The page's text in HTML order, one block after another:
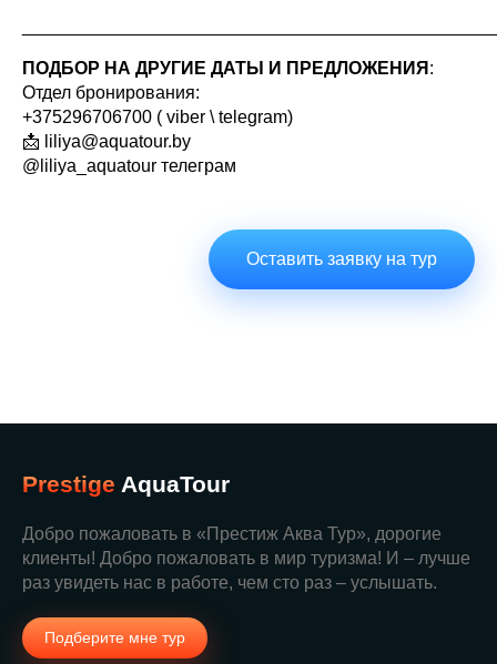
ПОДБОР НА ДРУГИЕ ДАТЫ И ПРЕДЛОЖЕНИЯ :
Отдел бронирования:
+375296706700 ( viber \ telegram)
📩 liliya@aquatour.by
@liliya_aquatour телеграм
Оставить заявку на тур
Prestige AquaTour
Добро пожаловать в «Престиж Аква Тур», дорогие
клиенты! Добро пожаловать в мир туризма! И – лучше
раз увидеть нас в работе, чем сто раз – услышать.
Подберите мне тур